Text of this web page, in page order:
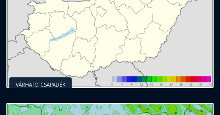
VÁRHATÓ CSAPADÉK